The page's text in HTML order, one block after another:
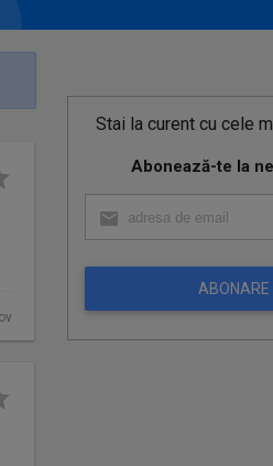
Stai la curent cu cele
Abonează-te la
ABONARE